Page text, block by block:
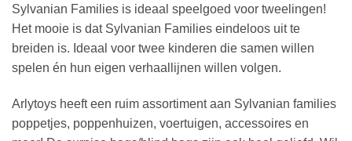
Sylvanian Families is ideaal speelgoed voor tweelingen!
Het mooie is dat Sylvanian Families eindeloos uit te
breiden is. Ideaal voor twee kinderen die samen willen
spelen én hun eigen verhaallijnen willen volgen.
Arlytoys heeft een ruim assortiment aan Sylvanian families
poppetjes, poppenhuizen, voertuigen, accessoires en